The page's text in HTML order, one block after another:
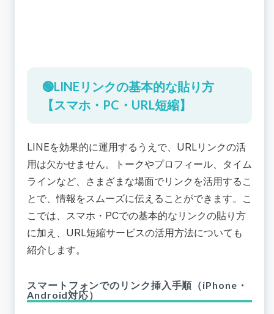
🟢LINEリンクの基本的な貼り方
【スマホ・PC・URL短縮】
LINEを効果的に運用するうえで、URLリンクの活
用は欠かせません。トークやプロフィール、タイム
ラインなど、さまざまな場面でリンクを活用するこ
とで、情報をスムーズに伝えることができます。こ
こでは、スマホ・PCでの基本的なリンクの貼り方
に加え、URL短縮サービスの活用方法についても
紹介します。
スマートフォンでのリンク挿入手順（iPhone・
Android対応）